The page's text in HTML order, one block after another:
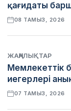
қағидаты
08 ТАМЫЗ, 2026
ЖАҢАЛЫҚТАР
Мемлекеттік
иегерлері
07 ТАМЫЗ, 2026